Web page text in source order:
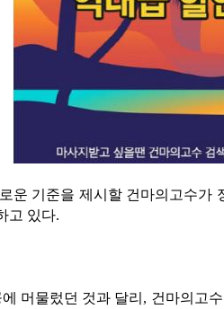
운 기준을 제시할 건마의고수
고 있다.
머물렀던 것과 달리, 건마의고